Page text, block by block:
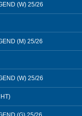
(W) 25/26
(M) 25/26
(W) 25/26